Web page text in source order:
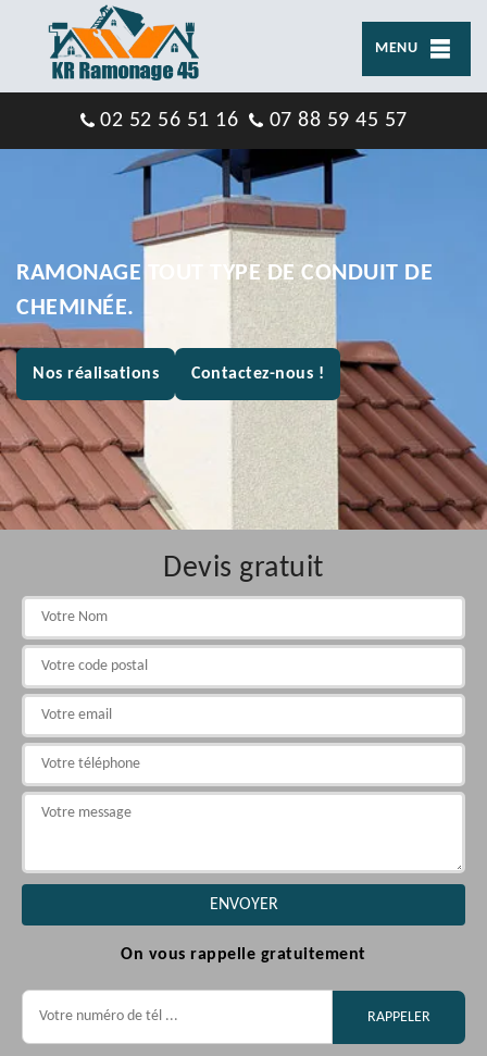
MENU
02 52 56 51 16 07 88 59 45 57
RAMONAGE TOUT TYPE DE CONDUIT DE
CHEMINÉE.
Nos réalisations Contactez-nous !
Devis gratuit
On vous rappelle gratuitement